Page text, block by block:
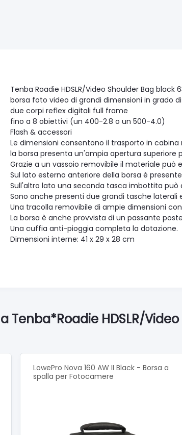
Tenba Roadie HDSLR/Video Shoulder Bag
borsa foto video di grandi dimensioni in grado
due corpi reflex digitali full frame
fino a 8 obiettivi (un 400-2.8 o un 500-4.0)
Flash & accessori
Le dimensioni consentono il trasporto in cabina
la borsa presenta un'ampia apertura superiore
Grazie a un vassoio removibile il materiale può
Sul lato esterno anteriore della borsa è
Sull'altro lato una seconda tasca imbottita può
Sono anche presenti due grandi tasche laterali
Una tracolla removibile di ampie dimensioni
La borsa è anche provvista di un passante
Una cuffia anti-pioggia completa la dotazione.
Dimensioni interne: 41 x 29 x 28 cm
Tenba*Roadie HDSLR/
LowePro Nova 160 AW II Black - Borsa a
spalla per Fotocamere